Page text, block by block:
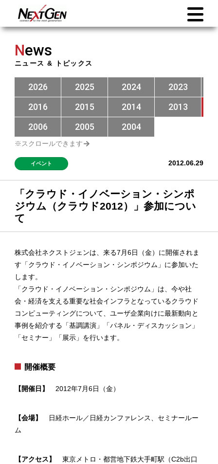
News
ニュース & トピックス
2026 2025 2024 2023
2016
2015 2014 2013
2006
2005 2004
イベント 2012.06.29
「クラウド・イノベーション・シンポ
ジウム（クラウド2012）」参加につい
て
株式会社ネクストジェンは、来る7月6日（金）に開催されま
す「クラウド・イノベーション・シンポジウム」に参加いた
します。
「クラウド・イノベーション・シンポジウム」は、今や社
会・経済を支える重要な社会インフラとなっているクラウド
コンピューティングについて、ユーザ企業向けに最新動向と
事例を紹介する「基調講演」「パネル・ディスカッション」
「セミナー」「展示」を行います。
開催概要
【開催日】 2012年7月6日（金）
【会場】
日経ホール／日経カンファレンス、セミナールー
ム
【アクセス】
東京メトロ・都営地下鉄大手町駅（C2b出口